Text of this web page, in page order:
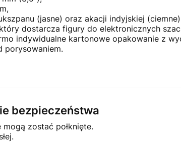
(jasne) oraz akacji indyjskiej
dostarcza figury do elektronicznych
indywidualne kartonowe opakowanie z
porysowaniem.
bezpieczeństwa
mogą zostać połknięte.